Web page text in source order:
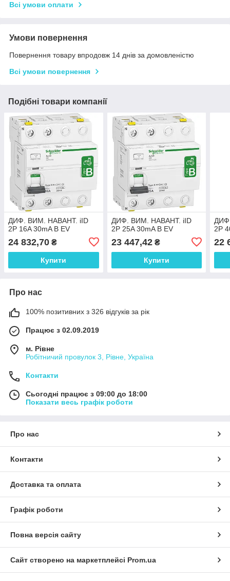
Всі умови оплати
Умови повернення
Повернення товару впродовж 14 днів за домовленістю
Всі умови повернення
Подібні товари компанії
ДИФ. ВИМ. НАВАНТ. iID
2P 16A 30mA B EV
24 832,70 ₴
Купити
ДИФ. ВИМ. НАВАНТ. iID
2P 25A 30mA B EV
23 447,42₴
Купити
2P
22
Про нас
100% позитивних з 326 відгуків за рік
Працює з 02.09.2019
м. Рівне
Робітничий провулок 3, Рівне, Україна
Контакти
Сьогодні працює з 09:00 до 18:00
Показати весь графік роботи
Про нас
Контакти
Доставка та оплата
Графік роботи
Повна версія сайту
Сайт створено на маркетплейсі Prom.ua